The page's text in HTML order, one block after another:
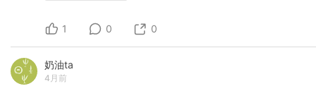
1 0 0
奶油ta
4月前